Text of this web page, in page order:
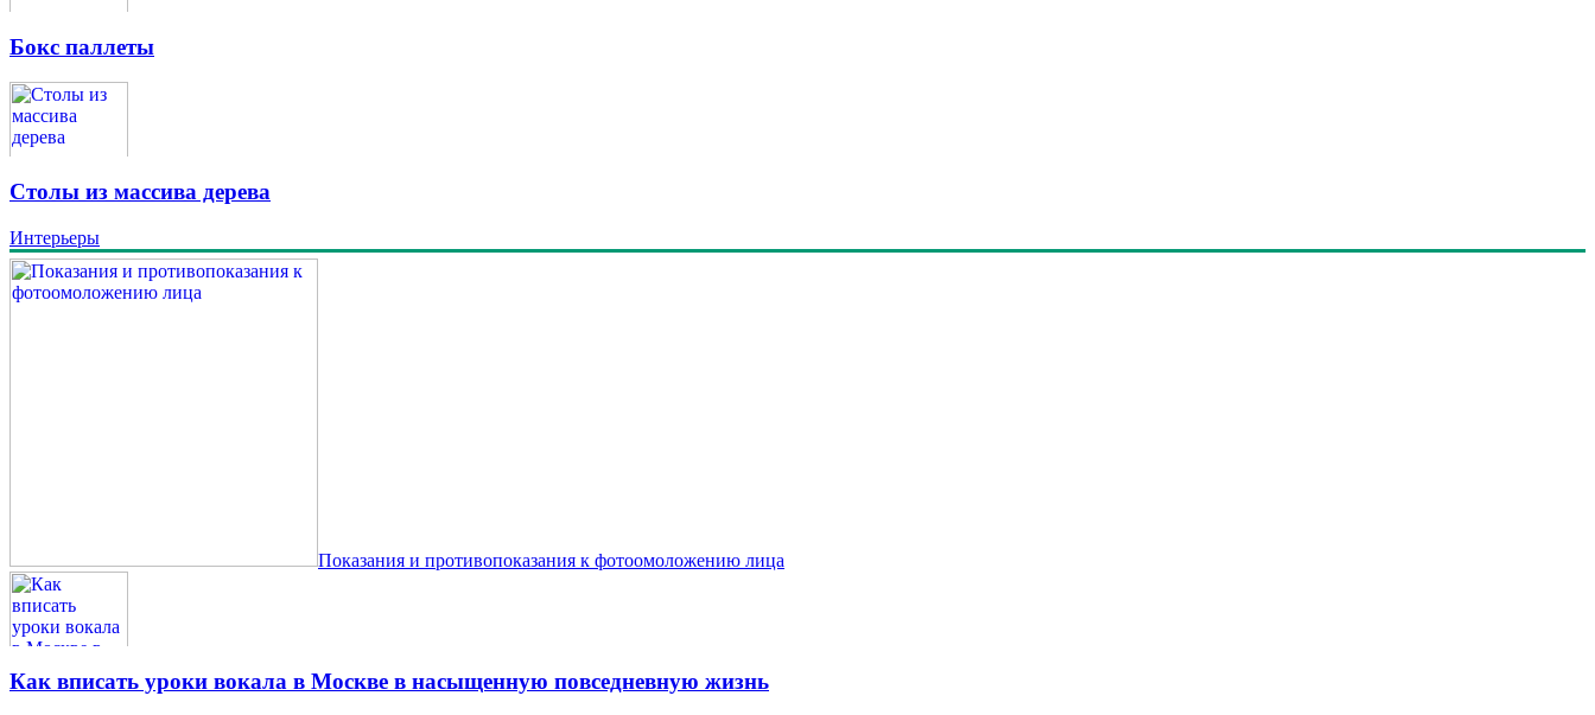
Бокс паллеты
Столы из массива дерева
Интерьеры
Показания и противопоказания к фотоомоложению лица
Как вписать уроки вокала в Москве в насыщенную повседневную жизнь